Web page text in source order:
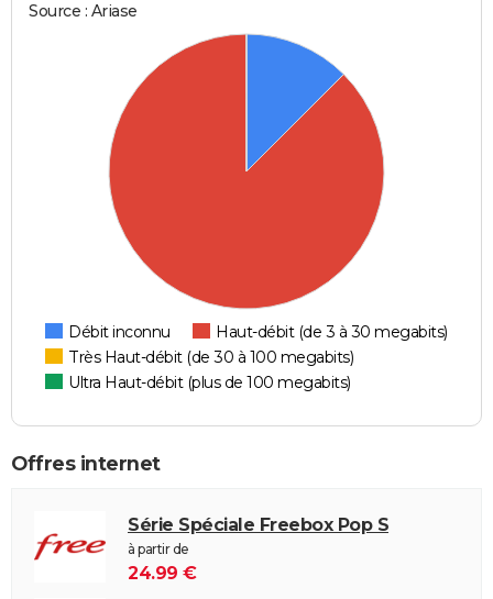
Source : Ariase
Débit inconnu
Haut-débit (de 3 à 30 megabits)
Très Haut-débit (de 30 à 100 megabits)
Ultra Haut-débit (plus de 100 megabits)
Offres internet
Série Spéciale Freebox Pop S
à partir de
24.99 €